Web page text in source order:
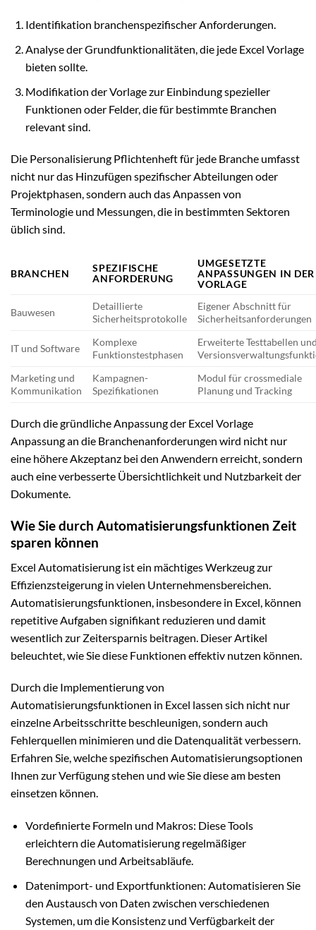
Identifikation branchenspezifischer Anforderungen.
Analyse der Grundfunktionalitäten, die jede Excel Vorlage
bieten sollte.
Modifikation der Vorlage zur Einbindung spezieller
Funktionen oder Felder, die für bestimmte Branchen
relevant sind.
Die Personalisierung Pflichtenheft für jede Branche umfasst
nicht nur das Hinzufügen spezifischer Abteilungen oder
Projektphasen, sondern auch das Anpassen von
Terminologie und Messungen, die in bestimmten Sektoren
üblich sind.
BRANCHEN
SPEZIFISCHE
ANFORDERUNG
UMGESETZTE
ANPASSUNGEN IN DER
VORLAGE
Bauwesen
Detaillierte
Sicherheitsprotokolle
Eigener Abschnitt für
Sicherheitsanforderungen
IT und Software
Komplexe
Funktionstestphasen
Erweiterte Testtabellen
Marketing und
Kommunikation
Kampagnen-
Spezifikationen
Modul für crossmediale
Planung und Tracking
Durch die gründliche Anpassung der Excel Vorlage
Anpassung an die Branchenanforderungen wird nicht nur
eine höhere Akzeptanz bei den Anwendern erreicht, sondern
auch eine verbesserte Übersichtlichkeit und Nutzbarkeit der
Dokumente.
Wie Sie durch Automatisierungsfunktionen Zeit
sparen können
Excel Automatisierung ist ein mächtiges Werkzeug zur
Effizienzsteigerung in vielen Unternehmensbereichen.
Automatisierungsfunktionen, insbesondere in Excel, können
repetitive Aufgaben signifikant reduzieren und damit
wesentlich zur Zeitersparnis beitragen. Dieser Artikel
beleuchtet, wie Sie diese Funktionen effektiv nutzen können.
Durch die Implementierung von
Automatisierungsfunktionen in Excel lassen sich nicht nur
einzelne Arbeitsschritte beschleunigen, sondern auch
Fehlerquellen minimieren und die Datenqualität verbessern.
Erfahren Sie, welche spezifischen Automatisierungsoptionen
Ihnen zur Verfügung stehen und wie Sie diese am besten
einsetzen können.
Vordefinierte Formeln und Makros: Diese Tools
erleichtern die Automatisierung regelmäßiger
Berechnungen und Arbeitsabläufe.
Datenimport- und Exportfunktionen: Automatisieren Sie
den Austausch von Daten zwischen verschiedenen
Systemen, um die Konsistenz und Verfügbarkeit der